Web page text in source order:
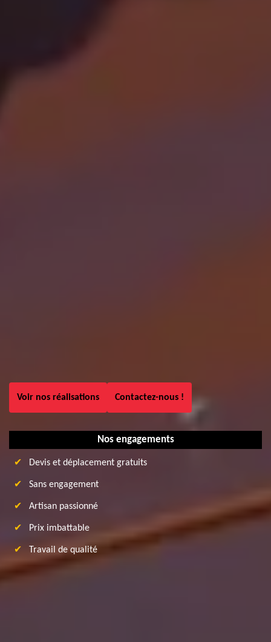
Voir nos réalisations Contactez-nous !
Nos engagements
Devis et déplacement gratuits
Sans engagement
Artisan passionné
Prix imbattable
Travail de qualité